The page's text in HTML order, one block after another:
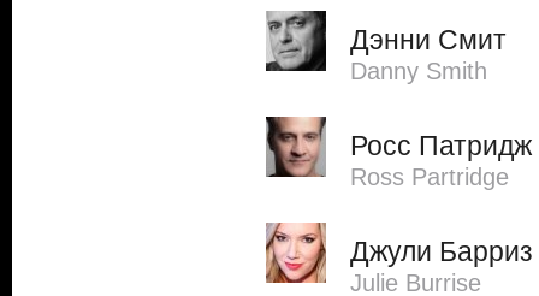
Дэнни Смит
Danny Smith
Росс Патридж
Ross Partridge
Джули Барриз
Julie Burrise